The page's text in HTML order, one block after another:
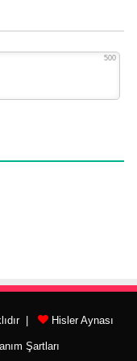
500
| Hisler Aynası
Şartları